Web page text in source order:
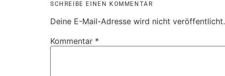
SCHREIBE EINEN KOMMENTAR
Deine E-Mail-Adresse wird nicht veröffentlicht.
Kommentar *